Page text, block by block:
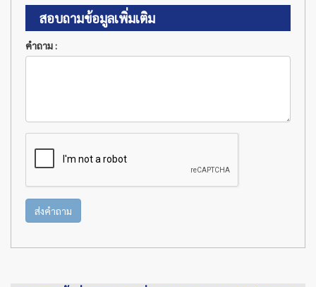
สอบถามข้อมูลเพิ่มเติม
คำถาม :
ส่งคำถาม